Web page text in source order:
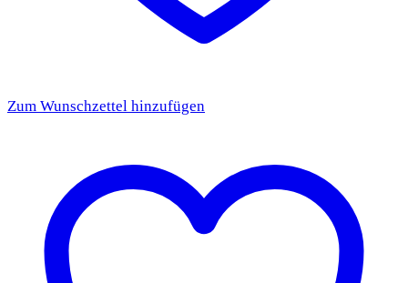
Zum Wunschzettel hinzufügen